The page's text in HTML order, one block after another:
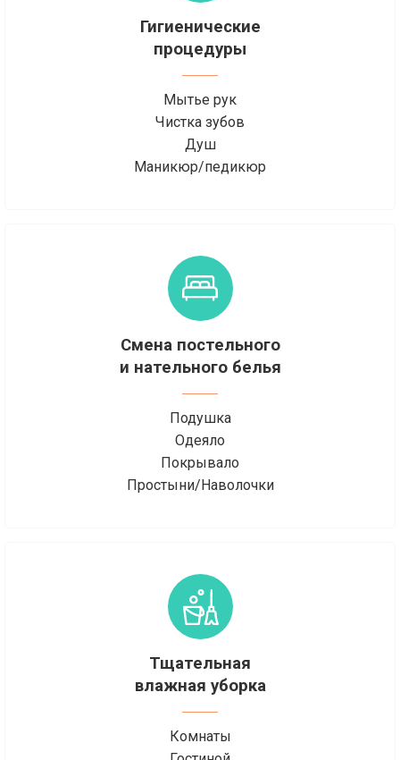
Гигиенические
процедуры
Мытье рук
Чистка зубов
Душ
Маникюр/педикюр
Смена постельного
и нательного белья
Подушка
Одеяло
Покрывало
Простыни/Наволочки
Тщательная
влажная уборка
Комнаты